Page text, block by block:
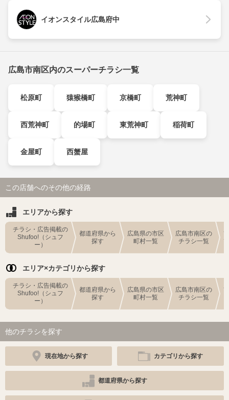
イオンスタイル広島府中
広島市南区内のスーパーチラシ一覧
松原町 猿猴橋町 京橋町 荒神町
西荒神町 的場町 東荒神町 稲荷町
金屋町 西蟹屋
この店舗へのその他の経路
エリアから探す
チラシ・広告掲載の
Shufoo!（シュフ
ー）
都道府県から
探す
広島県の市区
町村一覧
広島市南区の
チラシ一覧
エリア×カテゴリから探す
チラシ・広告掲載の
Shufoo!（シュフ
ー）
都道府県から
探す
広島県の市区
町村一覧
広島市南区の
チラシ一覧
他のチラシを探す
現在地から探す カテゴリから探す
都道府県から探す